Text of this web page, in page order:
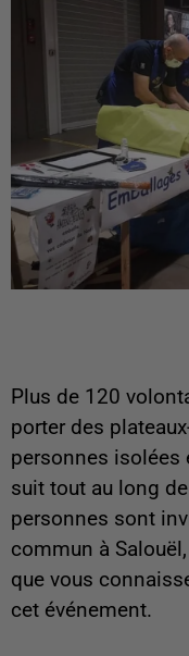
Plus de 120
porter des
personnes isolées
suit tout au long
personnes sont
commun à
que vous
cet événement.